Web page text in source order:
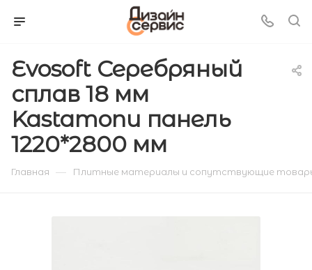
Evosoft Серебряный
сплав 18 мм
Kastamonu панель
1220*2800 мм
Главная — Плитные материалы и сопутствующие